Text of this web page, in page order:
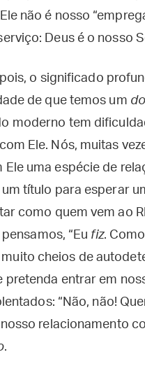
não é nosso
Deus é o nosso
pois, o significado
de que temos um
moderno tem
Ele. Nós, muitas
Ele uma espécie de
título para esperar
como quem vem ao
“Eu fiz.
cheios de
pretenda entrar em
“Não, não!
relacionamento
.